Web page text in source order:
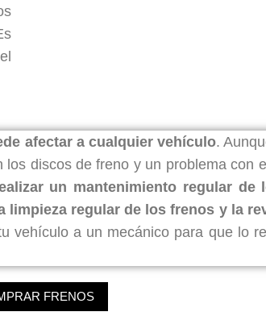
afectar a cualquier vehículo.
discos de freno y un problema con
un mantenimiento regular
regular de los frenos y la
a un mecánico para que lo
FRENOS